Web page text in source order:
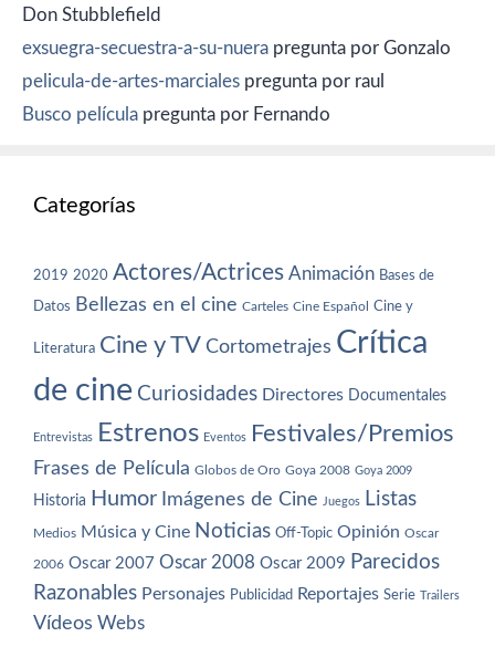
Don Stubblefield
exsuegra-secuestra-a-su-nuera pregunta por Gonzalo
pelicula-de-artes-marciales pregunta por raul
Busco película pregunta por Fernando
Categorías
2019 2020 Actores/Actrices Animación Bases de
Datos Bellezas en el cine Carteles Cine Español Cine y
Literatura Cine y TV Cortometrajes Crítica
de cine Curiosidades Directores Documentales
Entrevistas Estrenos Eventos Festivales/Premios
Frases de Película Globos de Oro Goya 2008 Goya 2009
Historia Humor Imágenes de Cine Juegos Listas
Medios Música y Cine Noticias Off-Topic Opinión Oscar
2006 Oscar 2007 Oscar 2008 Oscar 2009 Parecidos
Razonables Personajes Publicidad Reportajes Serie Trailers
Vídeos Webs